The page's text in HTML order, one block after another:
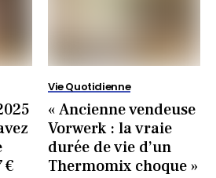
€
Vie Quotidienne
« Ancienne vendeuse
Vorwerk : la vraie
durée de vie d’un
Thermomix choque »